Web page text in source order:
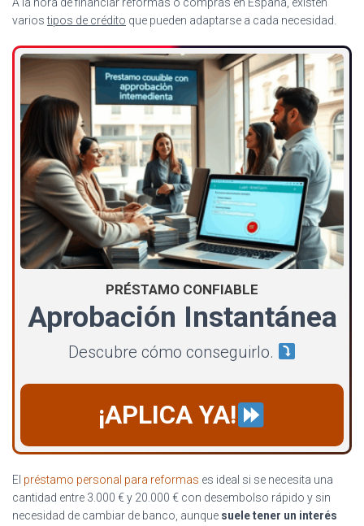
variostipos de crédito que pueden adaptarse a cada necesidad.
PRÉSTAMO CONFIABLE
Aprobación Instantánea
Descubre cómo conseguirlo.
¡APLICA YA!
El préstamo personal para reformas es ideal si se necesita una
cantidad entre 3.000 € y 20.000 € con desembolso rápido y sin
necesidad de cambiar de banco, aunque suele tener un interés